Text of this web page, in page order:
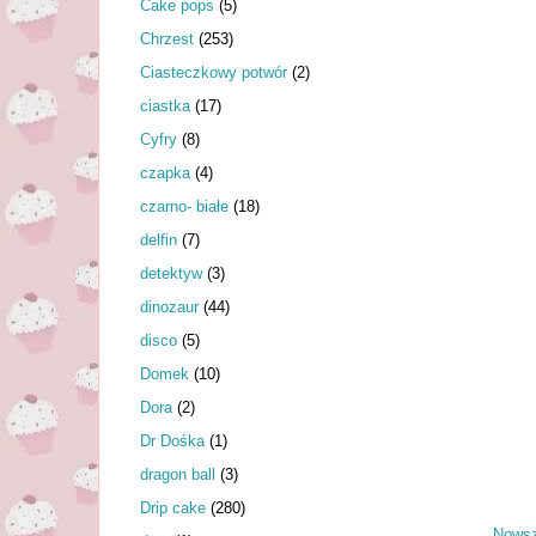
Cake pops (5)
Chrzest (253)
Ciasteczkowy potwór (2)
ciastka (17)
Cyfry (8)
czapka (4)
czarno- białe (18)
delfin (7)
detektyw (3)
dinozaur (44)
disco (5)
Domek (10)
Dora (2)
Dr Dośka (1)
dragon ball (3)
Drip cake (280)